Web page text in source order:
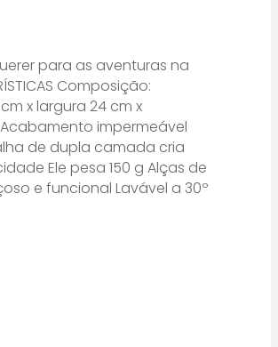
para as aventuras na
Composição:
x largura 24 cm x
impermeável
de dupla camada cria
Ele pesa 150 g Alças de
e funcional Lavável a 30º